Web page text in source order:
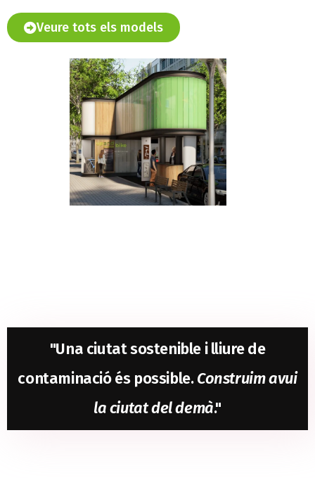
Veure tots els models
"Una ciutat sostenible i lliure de
contaminació és possible.Construim avui
la ciutat del demà."